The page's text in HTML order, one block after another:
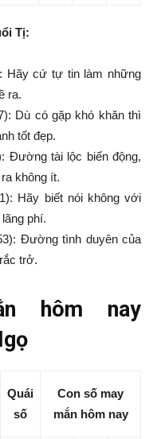
Tị:
Hãy cứ tự tin làm những
ra.
Dù có gặp khó khăn thì
tốt đẹp.
Đường tài lộc biến động,
không ít.
Hãy biết nói không với
phí.
Đường tình duyên của
trở.
hôm nay
Quái
số
Con số may
mắn hôm nay